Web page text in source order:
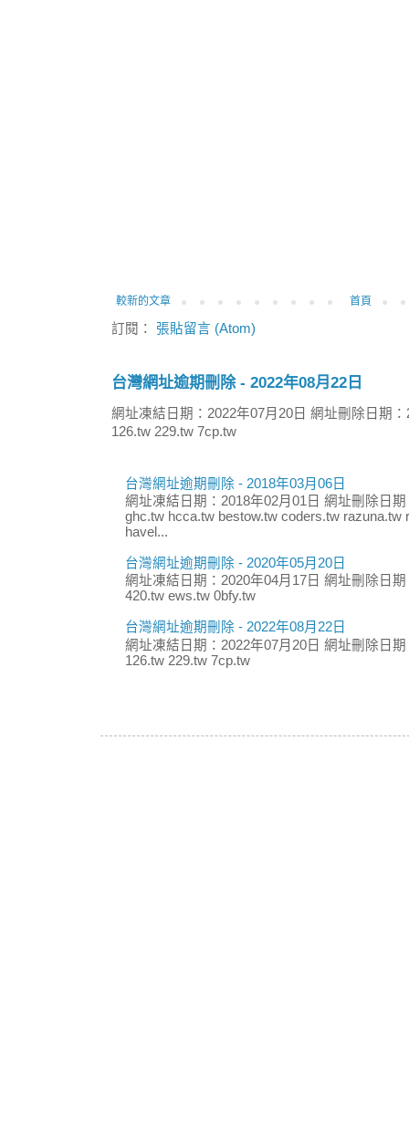
較新的文章 首頁
訂閱： 張貼留言 (Atom)
台灣網址逾期刪除 - 2022年08月22日
網址凍結日期：2022年07月20日 網址刪除日期
126.tw 229.tw 7cp.tw
台灣網址逾期刪除 - 2018年03月06日
網址凍結日期：2018年02月01日 網址刪除日
ghc.tw hcca.tw bestow.tw coders.tw razuna.tw
havel...
台灣網址逾期刪除 - 2020年05月20日
網址凍結日期：2020年04月17日 網址刪除日
420.tw ews.tw 0bfy.tw
台灣網址逾期刪除 - 2022年08月22日
網址凍結日期：2022年07月20日 網址刪除日
126.tw 229.tw 7cp.tw